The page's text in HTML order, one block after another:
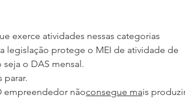
exerce atividades nessas categorias
legislação protege o MEI de atividade de
o DAS mensal.
parar.
empreendedor nãoconsegue mais